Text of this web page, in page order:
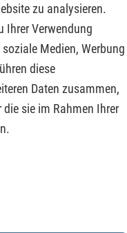
zu analysieren.
Ihrer Verwendung
Medien, Werbung
diese
Daten zusammen,
sie im Rahmen Ihrer
für